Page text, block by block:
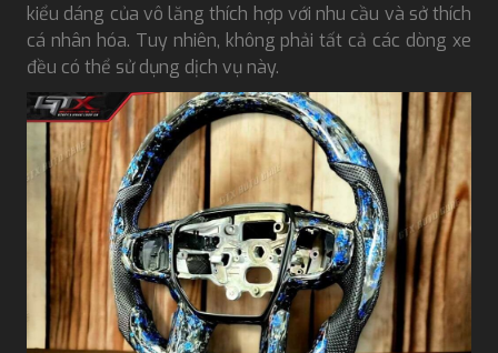
kiểu dáng của vô lăng thích hợp với nhu cầu và sở thích
cá nhân hóa. Tuy nhiên, không phải tất cả các dòng xe
đều có thể sử dụng dịch vụ này.